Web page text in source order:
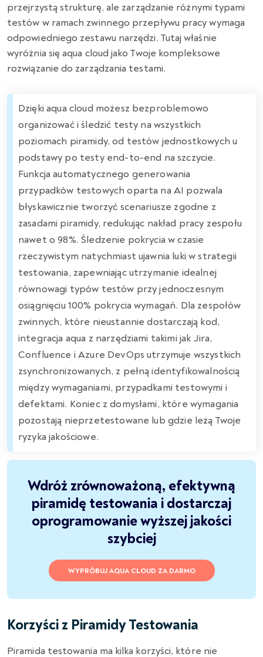
przejrzystą strukturę, ale zarządzanie różnymi typami
testów w ramach zwinnego przepływu pracy wymaga
odpowiedniego zestawu narzędzi. Tutaj właśnie
wyróżnia się aqua cloud jako Twoje kompleksowe
rozwiązanie do zarządzania testami.
Dzięki aqua cloud możesz bezproblemowo
organizować i śledzić testy na wszystkich
poziomach piramidy, od testów jednostkowych u
podstawy po testy end-to-end na szczycie.
Funkcja automatycznego generowania
przypadków testowych oparta na AI pozwala
błyskawicznie tworzyć scenariusze zgodne z
zasadami piramidy, redukując nakład pracy zespołu
nawet o 98%. Śledzenie pokrycia w czasie
rzeczywistym natychmiast ujawnia luki w strategii
testowania, zapewniając utrzymanie idealnej
równowagi typów testów przy jednoczesnym
osiągnięciu 100% pokrycia wymagań. Dla zespołów
zwinnych, które nieustannie dostarczają kod,
integracja aqua z narzędziami takimi jak Jira,
Confluence i Azure DevOps utrzymuje wszystkich
zsynchronizowanych, z pełną identyfikowalnością
między wymaganiami, przypadkami testowymi i
defektami. Koniec z domysłami, które wymagania
pozostają nieprzetestowane lub gdzie leżą Twoje
ryzyka jakościowe.
Wdróż zrównoważoną, efektywną
piramidę testowania i dostarczaj
oprogramowanie wyższej jakości
szybciej
WYPRÓBUJ AQUA CLOUD ZA DARMO
Korzyści z Piramidy Testowania
Piramida testowania ma kilka korzyści, które nie